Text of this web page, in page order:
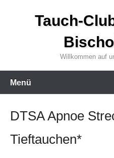
Tauch-
Willkommen auf
Menü
DTSA Apnoe
Tieftauchen*